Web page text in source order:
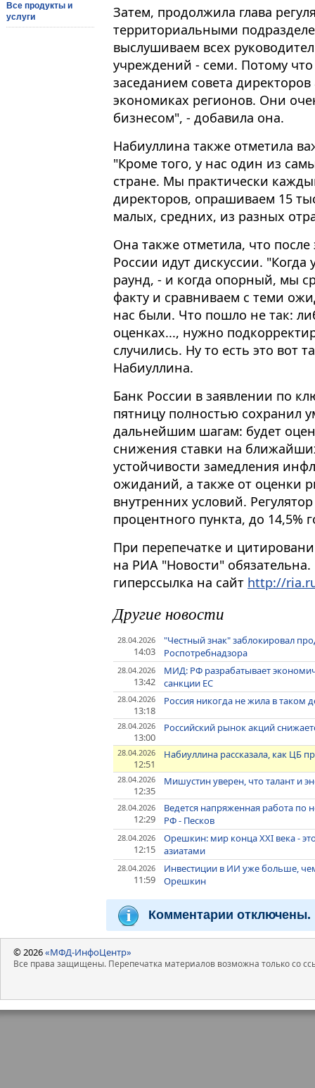
Все продукты и
услуги
Затем, продолжила глава
территориальными
выслушиваем всех
учреждений - семи. Потому
заседанием совета
экономиках регионов. Они
бизнесом", - добавила она.
Набиуллина также отметила
"Кроме того, у нас один из
стране. Мы практически
директоров, опрашиваем 15
малых, средних, из разных
Она также отметила, что
России идут дискуссии.
раунд, - и когда опорный, мы
факту и сравниваем с теми
нас были. Что пошло не так:
оценках..., нужно
случились. Ну то есть это вот
Набиуллина.
Банк России в заявлении по
пятницу полностью сохранил
дальнейшим шагам: будет
снижения ставки на
устойчивости замедления
ожиданий, а также от оценки
внутренних условий.
процентного пункта, до 14,5%
При перепечатке и
на РИА "Новости"
гиперссылка на сайт http://
Другие новости
28.04.2026
14:03
"Честный знак" заблокировал
Роспотребнадзора
28.04.2026
13:42
МИД: РФ разрабатывает
санкции ЕС
28.04.2026
13:18
Россия никогда не жила в таком
28.04.2026
13:00
Российский рынок акций
28.04.2026
12:51
Набиуллина рассказала, как ЦБ
28.04.2026
12:35
Мишустин уверен, что талант и
28.04.2026
12:29
Ведется напряженная работа по
РФ - Песков
28.04.2026
12:15
Орешкин: мир конца XXI века -
азиатами
28.04.2026
11:59
Инвестиции в ИИ уже больше,
Орешкин
Комментарии отключены.
© 2026«МФД-ИнфоЦентр»
Все права защищены. Перепечатка материалов возможна только со